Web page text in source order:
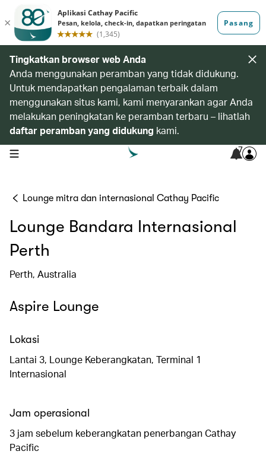
Tingkatkan browser web Anda
Anda menggunakan peramban yang tidak didukung.
Untuk mendapatkan pengalaman terbaik dalam
menggunakan situs kami, kami menyarankan agar Anda
melakukan peningkatan ke peramban terbaru – lihatlah
daftar peramban yang didukung kami.
open navigation menu 7
Lounge mitra dan internasional Cathay Pacific
Lounge Bandara Internasional
Perth
Perth, Australia
Aspire Lounge
Lokasi
Lantai 3, Lounge Keberangkatan, Terminal 1
Internasional
Jam operasional
3 jam sebelum keberangkatan penerbangan Cathay
Pacific